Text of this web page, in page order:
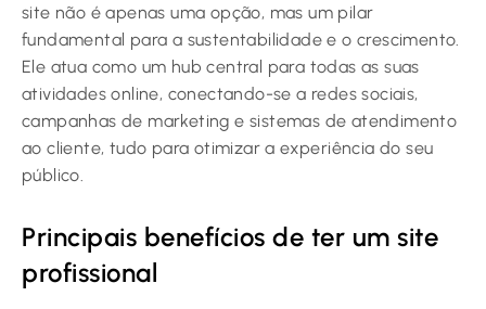
site não é apenas uma opção, mas um pilar
fundamental para a sustentabilidade e o crescimento.
Ele atua como um hub central para todas as suas
atividades online, conectando-se a redes sociais,
campanhas de marketing e sistemas de atendimento
ao cliente, tudo para otimizar a experiência do seu
público.
Principais benefícios de ter um site
profissional